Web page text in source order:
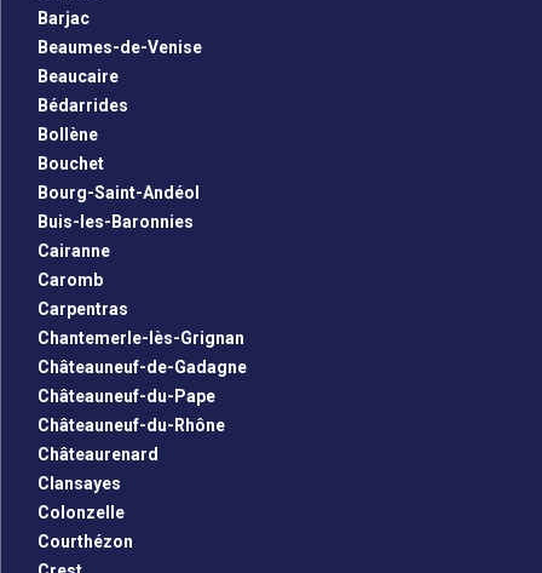
Barjac
Beaumes-de-Venise
Beaucaire
Bédarrides
Bollène
Bouchet
Bourg-Saint-Andéol
Buis-les-Baronnies
Cairanne
Caromb
Carpentras
Chantemerle-lès-Grignan
Châteauneuf-de-Gadagne
Châteauneuf-du-Pape
Châteauneuf-du-Rhône
Châteaurenard
Clansayes
Colonzelle
Courthézon